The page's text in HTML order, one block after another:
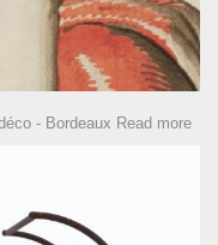
- Bordeaux Read more